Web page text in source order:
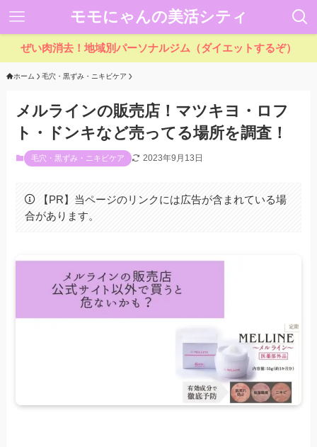
モモにゃんの美活シティ
ぜい肉消去！地域別パーソナルジム（ダイエットするぞ）
ホーム 毛穴・黒ずみ・ニキビケア
メルラインの販売店！マツキヨ・ロフ
ト・ドンキなど売ってる場所を調査！
毛穴・黒ずみ・ニキビケア 2023年9月13日
【PR】当ページのリンクには広告が含まれている場
合があります。